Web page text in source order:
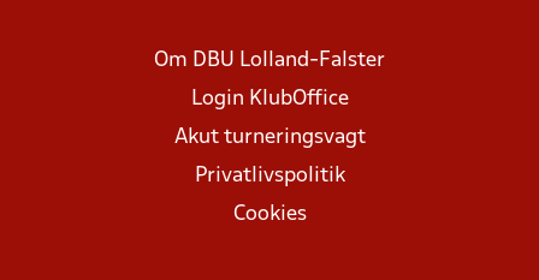
Om DBU Lolland-Falster
Login KlubOffice
Akut turneringsvagt
Privatlivspolitik
Cookies